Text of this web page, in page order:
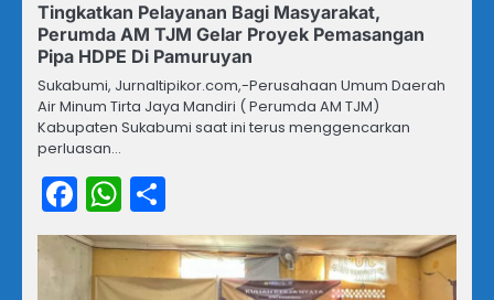
Tingkatkan Pelayanan Bagi Masyarakat,
Perumda AM TJM Gelar Proyek Pemasangan
Pipa HDPE Di Pamuruyan
Sukabumi, Jurnaltipikor.com,-Perusahaan Umum Daerah
Air Minum Tirta Jaya Mandiri ( Perumda AM TJM)
Kabupaten Sukabumi saat ini terus menggencarkan
perluasan…
Facebook
WhatsApp